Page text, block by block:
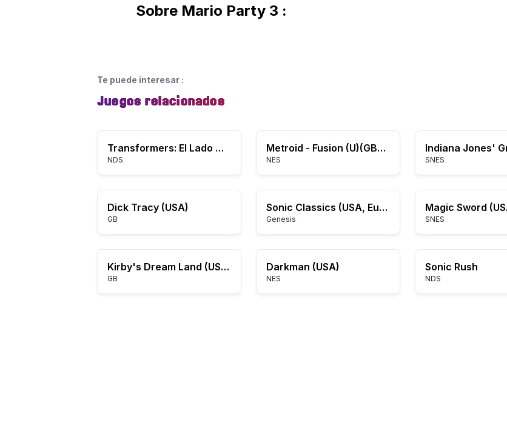
Sobre Mario Party 3 :
Te puede interesar :
Juegos relacionados
Transformers: El Lado Oscuro de la Luna - Decepticons
NDS
Metroid - Fusion (U)(GBANow)
NES SNES
Dick Tracy (USA)
GB
Sonic Classics (USA, Europe) (v1.1)
Genesis
Magic Sword
SNES
Kirby's Dream Land (USA, Europe)
GB
Darkman (USA)
NES
Sonic Rush
NDS